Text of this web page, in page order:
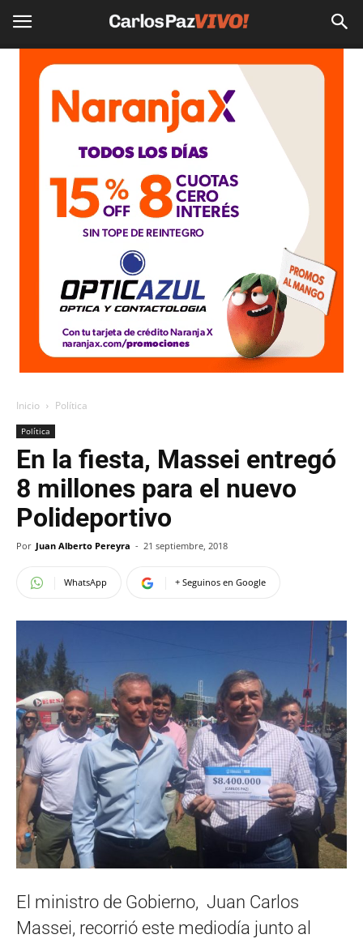
Inicio Política
Política
En la fiesta, Massei entregó
8 millones para el nuevo
Polideportivo
Por Juan Alberto Pereyra - 21 septiembre, 2018
WhatsApp + Seguinos en Google
El ministro de Gobierno, Juan Carlos
Massei, recorrió este mediodía junto al